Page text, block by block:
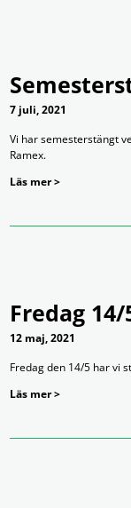
7 juli, 2021
Vi har semesterstängt
Ramex.
Läs mer >
Fredag 14/
12 maj, 2021
Fredag den 14/5 har vi
Läs mer >